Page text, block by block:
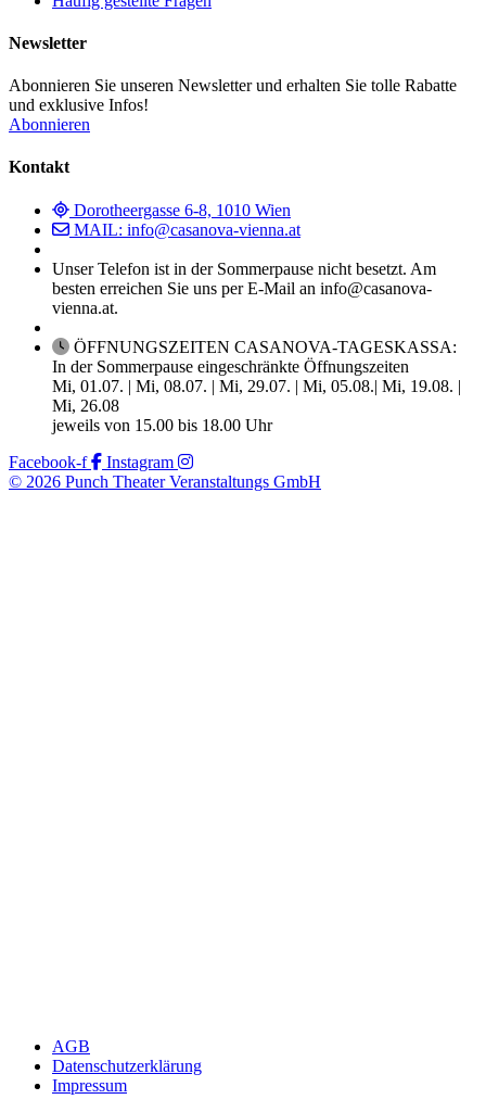
Newsletter
Abonnieren Sie unseren Newsletter und erhalten Sie tolle Rabatte
und exklusive Infos!
Abonnieren
Kontakt
Dorotheergasse 6-8, 1010 Wien
MAIL: info@casanova-vienna.at
Unser Telefon ist in der Sommerpause nicht besetzt. Am
besten erreichen Sie uns per E-Mail an info@casanova-
vienna.at.
ÖFFNUNGSZEITEN CASANOVA-TAGESKASSA:
In der Sommerpause eingeschränkte Öffnungszeiten
Mi, 01.07. | Mi, 08.07. | Mi, 29.07. | Mi, 05.08.| Mi, 19.08. |
Mi, 26.08
jeweils von 15.00 bis 18.00 Uhr
Facebook-f
Instagram
© 2026 Punch Theater Veranstaltungs GmbH
AGB
Datenschutzerklärung
Impressum